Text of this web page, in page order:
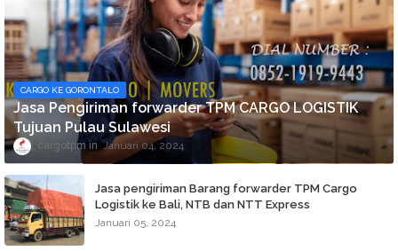
CARGO KE GORONTALO
Jasa Pengiriman forwarder TPM CARGO LOGISTIK
Tujuan Pulau Sulawesi
cargotpm Januari 04, 2024
Jasa pengiriman Barang forwarder TPM Cargo
Logistik ke Bali, NTB dan NTT Express
Januari 05, 2024